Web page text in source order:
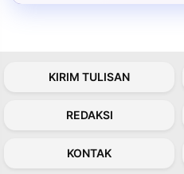
KIRIM TULISAN
REDAKSI
KONTAK